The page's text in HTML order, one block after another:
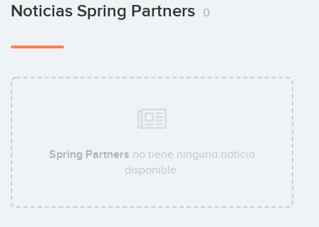
Noticias Spring Partners 0
Spring Partners no tiene ninguna noticia
disponible.